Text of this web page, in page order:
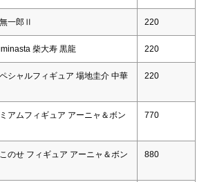
一郎Ⅱ 220
柴大寿 黒龍 220
シャルフィギュア 場地圭介 中華
220
アムフィギュア アーニャ＆ボン
770
のせ フィギュア アーニャ＆ボン
880